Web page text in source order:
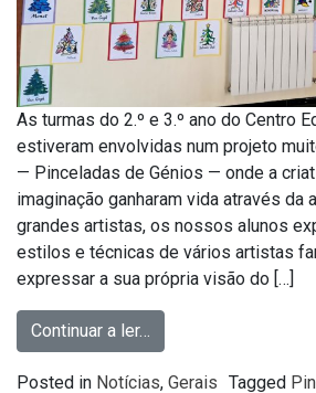
As turmas do 2.º e 3.º ano do Centro
estiveram envolvidas num projeto
— Pinceladas de Génios — onde a
imaginação ganharam vida através da
grandes artistas, os nossos alunos
estilos e técnicas de vários artistas
expressar a sua própria visão do […]
Continuar a ler…
Posted in Notícias, Gerais Tagged